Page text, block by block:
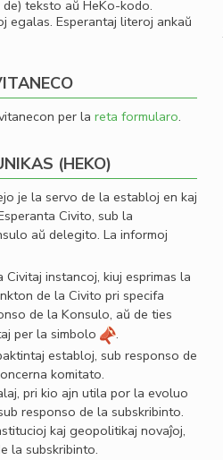
teksto aŭ HeKo-kodo.
egalas. Esperantaj literoj ankaŭ
per la reta formularo.
(HEKO)
je la servo de la establoj en kaj
Civito, sub la
aŭ delegito. La informoj
Civitaj instancoj, kiuj esprimas la
de la Civito pri specifa
de la Konsulo, aŭ de ties
per la simbolo
.
establoj, sub responso de
komitato.
pri kio ajn utila por la evoluo
responso de la subskribinto.
kaj geopolitikaj novaĵoj,
la subskribinto.